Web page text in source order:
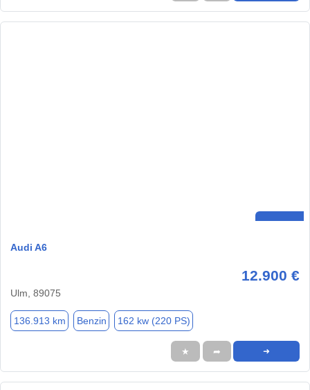
Audi A6
12.900 €
Ulm, 89075
136.913 km Benzin 162 kw (220 PS)
★ ➦ ➜